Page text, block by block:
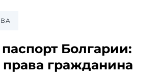
Болгарии:
гражданина